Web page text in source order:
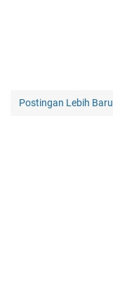
Postingan Lebih Baru